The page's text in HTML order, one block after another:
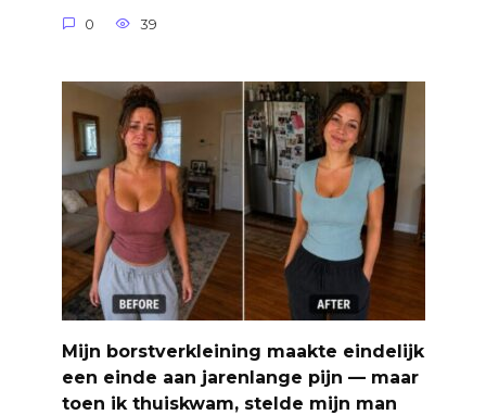
0 39
Mijn borstverkleining maakte eindelijk
een einde aan jarenlange pijn — maar
toen ik thuiskwam, stelde mijn man